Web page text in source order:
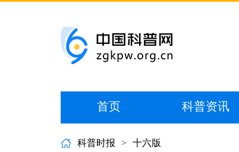
首页 科普资讯
科普时报 > 十六版